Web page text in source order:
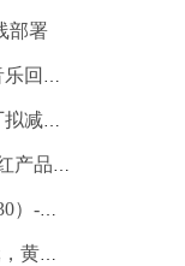
部署
快资讯：听了2000遍没上榜？网易云音乐回应听歌报告被指不准：整体逻辑准确
今热点：苏试试验：苏州试验仪器总厂拟减持不超2%股份
当前热讯:新华健康｜冬季进补 这种网红产品别乱吃
光伏电板相关题材上市企业（2025/12/30）-今亮点
今日快讯:Labubu从1478元暴跌至629元，黄牛“赔惨了”不收了